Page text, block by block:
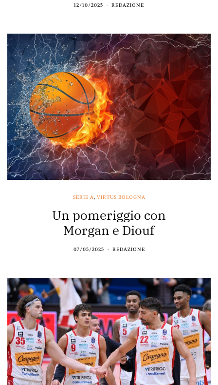
12/10/2025 REDAZIONE
SERIE A, VIRTUS BOLOGNA
Un pomeriggio con
Morgan e Diouf
07/05/2025 REDAZIONE